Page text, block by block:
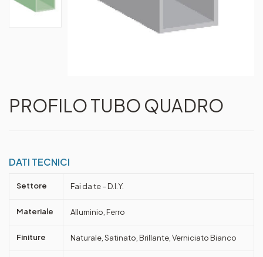
PROFILO TUBO QUADRO
DATI TECNICI
Settore Fai da te – D.I.Y.
Materiale Alluminio, Ferro
Finiture Naturale, Satinato, Brillante, Verniciato Bianco